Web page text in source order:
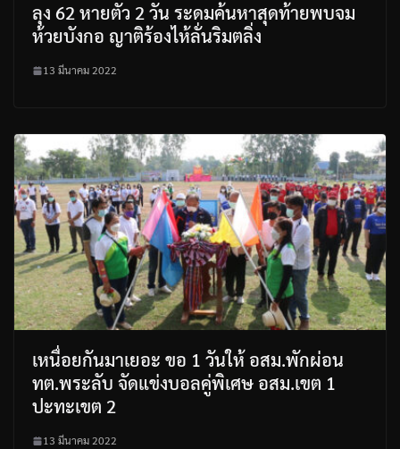
ลุง 62 หายตัว 2 วัน ระดมค้นหาสุดท้ายพบจม
ห้วยบังกอ ญาติร้องไห้ลั่นริมตลิ่ง
13 มีนาคม 2022
เหนื่อยกันมาเยอะ ขอ 1 วันให้ อสม.พักผ่อน
ทต.พระลับ จัดแข่งบอลคู่พิเศษ อสม.เขต 1
ปะทะเขต 2
13 มีนาคม 2022